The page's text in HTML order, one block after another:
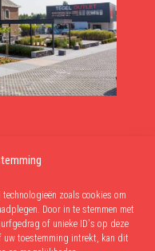
zoals cookies om
Door in te stemmen met
of unieke ID's op deze
uw toestemming intrekt, kan dit
18u